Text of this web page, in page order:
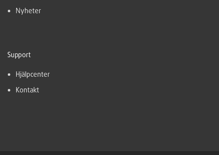
Nyheter
Support
Hjälpcenter
Kontakt